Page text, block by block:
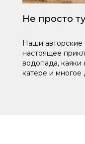
Не просто
Наши авторские
настоящее
водопада, каяки
катере и многое